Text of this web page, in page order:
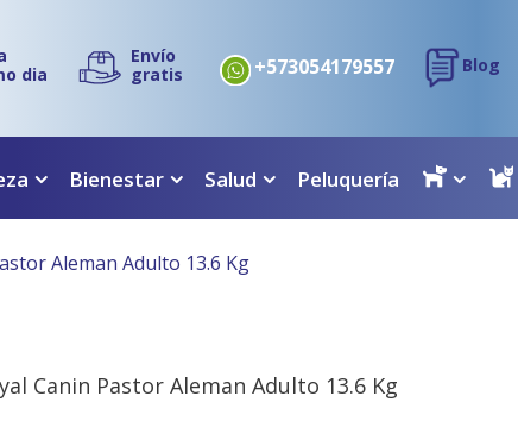
dia
Envío
gratis
+573054179557 Blog
Bienestar Salud Peluquería
Aleman Adulto 13.6 Kg
Canin Pastor Aleman Adulto 13.6 Kg